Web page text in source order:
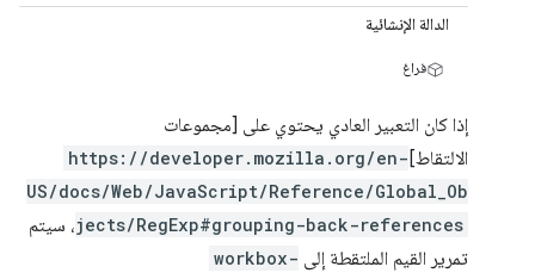
الدالة الإنشائية
فراغ
إذا كان التعبير العادي يحتوي على [مجموعات
الالتقاط] https://developer.mozilla.org/en-
US/docs/Web/JavaScript/Reference/Global_Ob
jects/RegExp#grouping-back-references، سيتم
تمرير القيم الملتقطة إلى workbox-